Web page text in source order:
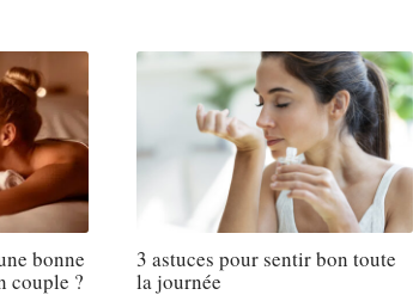
bonne
couple ?
3 astuces pour sentir bon toute
la journée